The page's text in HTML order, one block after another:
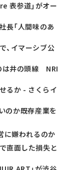
表参道」がオー
長「人間味のあ
、イマーシブ公
は井の頭線 NRI
るか - さくらイ
か――既存産業を
に嫌われるのか
直面した損失と